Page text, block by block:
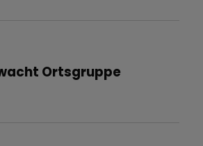
Ortsgruppe